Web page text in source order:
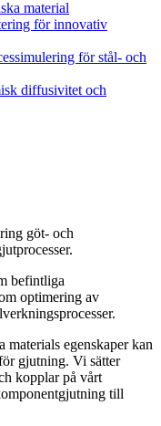
material
för innovativ
för stål- och
diffusivitet och
göt- och
befintliga
optimering av
materials egenskaper kan
gjutning. Vi sätter
kopplar på vårt
till